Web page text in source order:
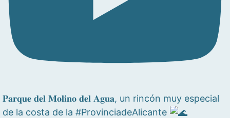
𝐏𝐚𝐫𝐪𝐮𝐞 𝐝𝐞𝐥 𝐌𝐨𝐥𝐢𝐧𝐨 𝐝𝐞𝐥 𝐀𝐠𝐮𝐚, un rincón muy especial
de la costa de la #ProvinciadeAlicante